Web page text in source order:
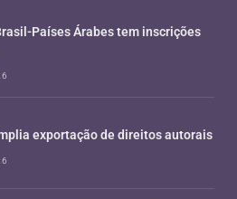
Países Árabes tem inscrições
exportação de direitos autorais